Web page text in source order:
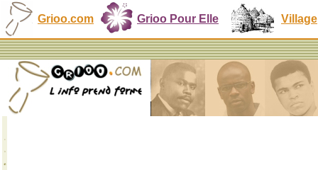
Grioo.com Grioo Pour Elle Village